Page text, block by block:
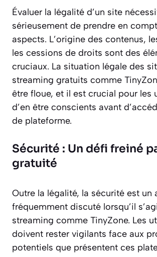
Évaluer la légalité d’un site
sérieusement de prendre en
aspects. L’origine des contenus,
les cessions de droits sont des
cruciaux. La situation légale des
streaming gratuits comme
être floue, et il est crucial pour les
d’en être conscients avant
de plateforme.
Sécurité : Un défi freiné
gratuité
Outre la légalité, la sécurité est un
fréquemment discuté lorsqu’il
streaming comme TinyZone. Les
doivent rester vigilants face aux
potentiels que présentent ces